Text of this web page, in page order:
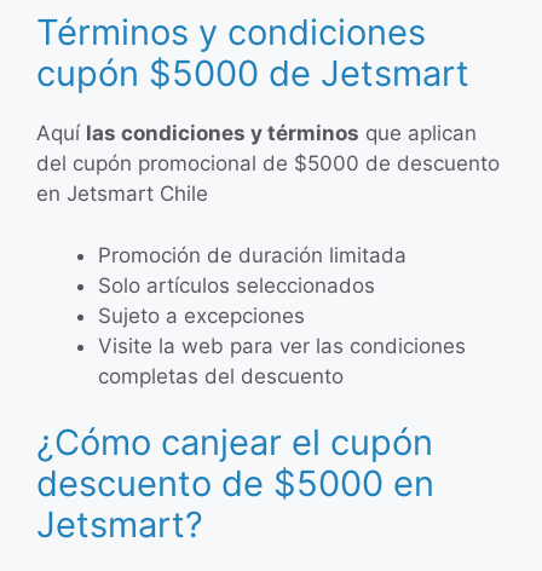
Términos y condiciones
cupón $5000 de Jetsmart
Aquí las condiciones y términos que aplican
del cupón promocional de $5000 de descuento
en Jetsmart Chile
Promoción de duración limitada
Solo artículos seleccionados
Sujeto a excepciones
Visite la web para ver las condiciones
completas del descuento
¿Cómo canjear el cupón
descuento de $5000 en
Jetsmart?